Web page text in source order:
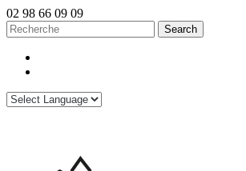
02 98 66 09 09